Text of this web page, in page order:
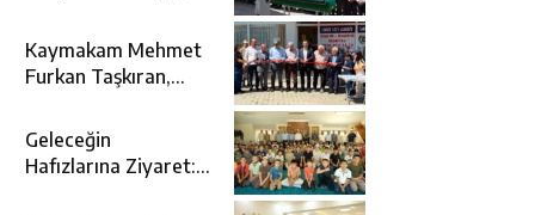
Cenaze Törenine
Katıldı
Kaymakam Mehmet
Furkan Taşkıran,
Açılışına Katıldı
Geleceğin
Hafızlarına Ziyaret: